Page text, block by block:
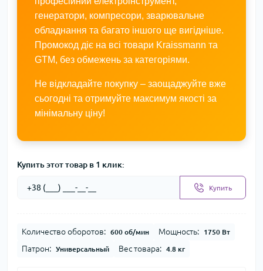
генератори, компресори, зварювальне
обладнання та багато іншого ще вигідніше.
Промокод діє на всі товари Kraissmann та
GTM, без обмежень за категоріями.
Не відкладайте покупку – заощаджуйте вже
сьогодні та отримуйте максимум якості за
мінімальну ціну!
Купить этот товар в 1 клик:
Купить
Количество оборотов: 600 об/мин Мощность: 1750 Вт
Патрон: Универсальный Вес товара: 4.8 кг